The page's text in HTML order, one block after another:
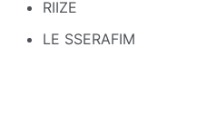
RIIZE
LE SSERAFIM